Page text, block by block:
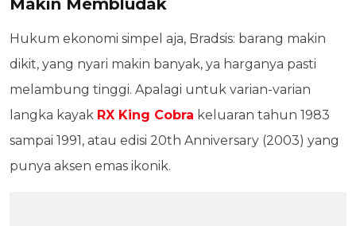
Makin Membludak
Hukum ekonomi simpel aja, Bradsis: barang makin
dikit, yang nyari makin banyak, ya harganya pasti
melambung tinggi. Apalagi untuk varian-varian
langka kayak RX King Cobra keluaran tahun 1983
sampai 1991, atau edisi 20th Anniversary (2003) yang
punya aksen emas ikonik.